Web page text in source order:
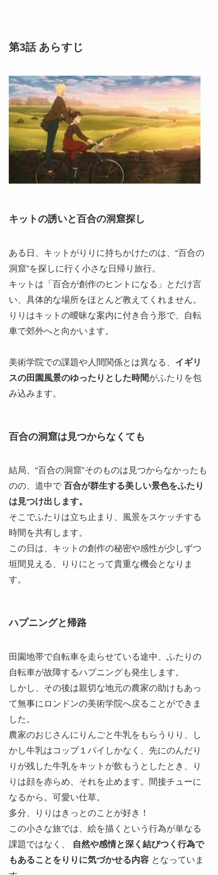
第3話 あらすじ
キットの誘いと百合の洞窟探し
ある日、キットがりりに持ちかけたのは、“百合の
洞窟”を探しに行く小さな日帰り旅行。
キットは「百合が創作のヒントになる」とだけ言
い、具体的な場所をほとんど教えてくれません。
りりはキットの曖昧な案内に付き合う形で、自転
車で郊外へと向かいます。
美術学院での課題や人間関係とは異なる、 イギリ
スの田園風景のゆったりとした時間がふたりを包
み込みます。
百合の洞窟は見つからなくても
結局、“百合の洞窟”そのものは見つからなかったも
のの、道中で 百合が群生する美しい景色をふたり
は見つけ出します。
そこでふたりは立ち止まり、風景をスケッチする
時間を共有します。
この日は、キットの創作の秘密や感性が少しずつ
垣間見える、りりにとって貴重な機会となりま
す。
ハプニングと帰路
田園地帯で自転車を走らせている途中、ふたりの
自転車が故障するハプニングも発生します。
しかし、その後は親切な地元の農家の助けもあっ
て無事にロンドンの美術学院へ戻ることができま
した。
農家のおじさんにりんごと牛乳をもらうりり、し
かし牛乳はコップ１パイしかなく、先にのんだり
りが残した牛乳をキットが飲もうとしたとき、り
りは顔を赤らめ、それを止めます。間接チューに
なるから。可愛い仕草。
多分、りりはきっとのことが好き！
この小さな旅では、絵を描くという行為が単なる
課題ではなく、
自然や感情と深く結びつく行為で
もあることをりりに気づかせる内容となっていま